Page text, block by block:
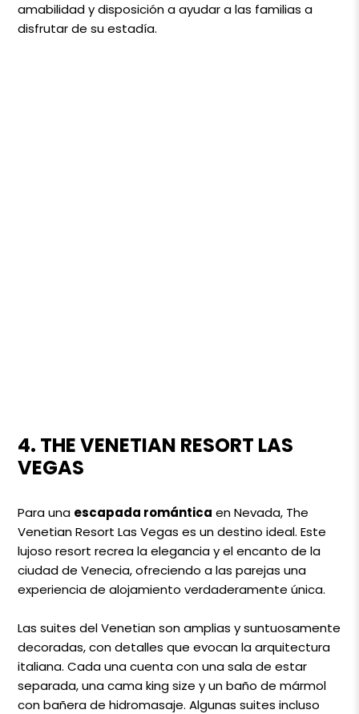
amabilidad y disposición a ayudar a las familias a
disfrutar de su estadía.
4. THE VENETIAN RESORT LAS
VEGAS
Para una escapada romántica en Nevada, The
Venetian Resort Las Vegas es un destino ideal. Este
lujoso resort recrea la elegancia y el encanto de la
ciudad de Venecia, ofreciendo a las parejas una
experiencia de alojamiento verdaderamente única.
Las suites del Venetian son amplias y suntuosamente
decoradas, con detalles que evocan la arquitectura
italiana. Cada una cuenta con una sala de estar
separada, una cama king size y un baño de mármol
con bañera de hidromasaje. Algunas suites incluso